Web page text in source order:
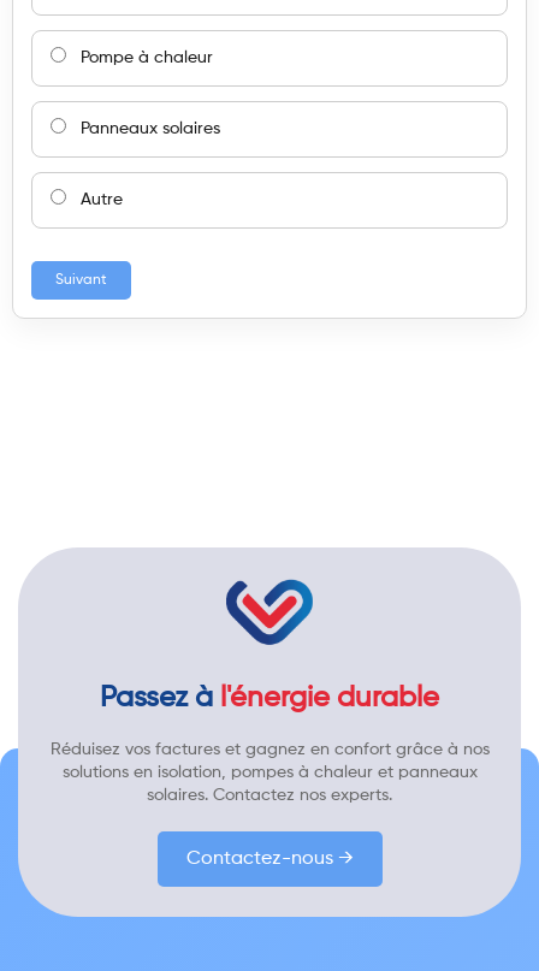
Pompe à chaleur
Panneaux solaires
Autre
Suivant
Passez à l'énergie durable
Réduisez vos factures et gagnez en confort grâce à nos
solutions en isolation, pompes à chaleur et panneaux
solaires. Contactez nos experts.
Contactez-nous →